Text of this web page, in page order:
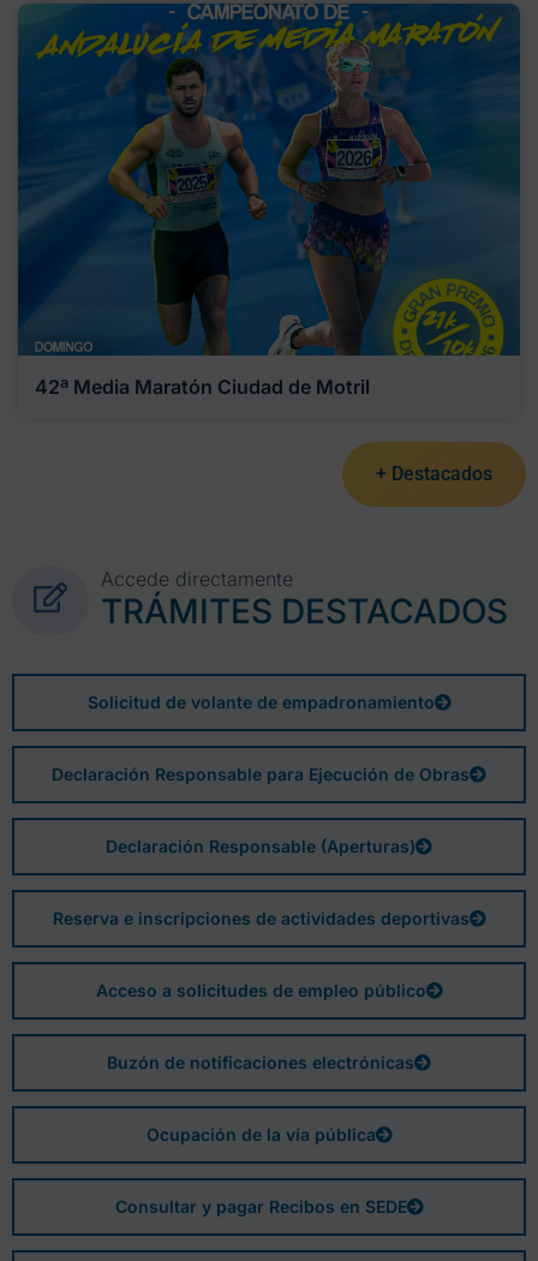
42ª Media Maratón Ciudad de Motril
+ Destacados
Accede directamente
TRÁMITES DESTACADOS
Solicitud de volante de empadronamiento
Declaración Responsable para Ejecución de Obras
Declaración Responsable (Aperturas)
Reserva e inscripciones de actividades deportivas
Acceso a solicitudes de empleo público
Buzón de notificaciones electrónicas
Ocupación de la vía pública
Consultar y pagar Recibos en SEDE